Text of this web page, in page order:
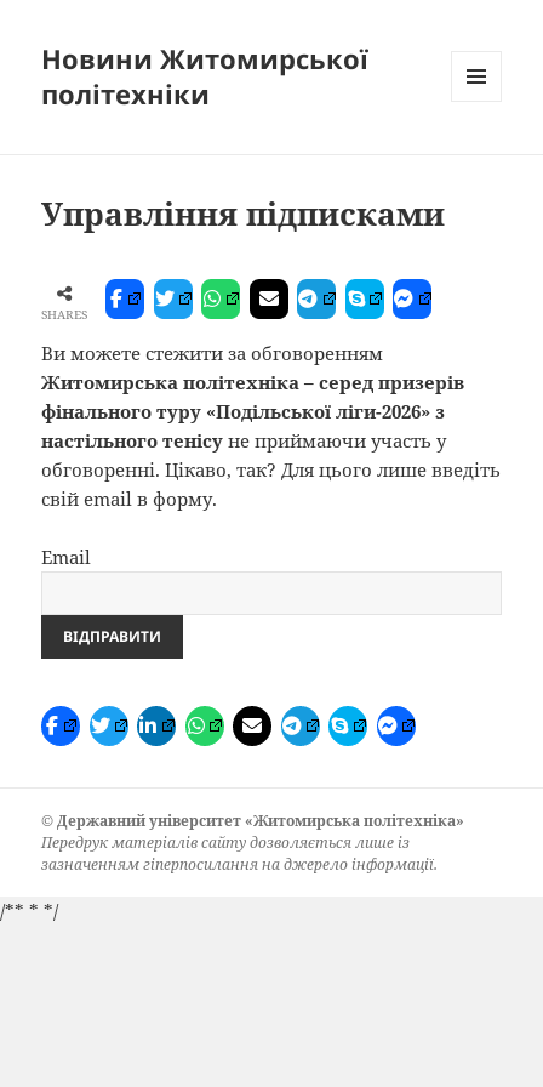
Новини Житомирської
політехніки
Управління підписками
SHARES
Ви можете стежити за обговоренням
Житомирська політехніка – серед призерів
фінального туру «Подільської ліги-2026» з
настільного тенісу не приймаючи участь у
обговоренні. Цікаво, так? Для цього лише введіть
свій email в форму.
Email
©Державний університет «Житомирська політехніка»
Передрук матеріалів сайту дозволяється лише із
зазначенням гіперпосилання на джерело інформації.
/** * */